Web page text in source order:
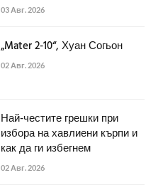
03 Авг. 2026
„Mater 2-10“, Хуан Согьон
02 Авг. 2026
Най-честите грешки при
избора на хавлиени кърпи и
как да ги избегнем
02 Авг. 2026